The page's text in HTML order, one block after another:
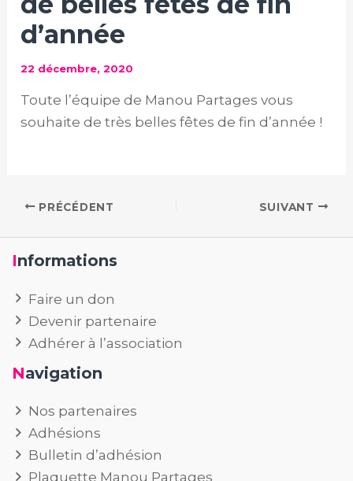
d’année
22 décembre, 2020
Toute l’équipe de Manou Partages vous
souhaite de très belles fêtes de fin d’année !
PRÉCÉDENT SUIVANT
Informations
Faire un don
Devenir partenaire
Adhérer à l’association
Navigation
Nos partenaires
Adhésions
Bulletin d’adhésion
Plaquette Manou Partages